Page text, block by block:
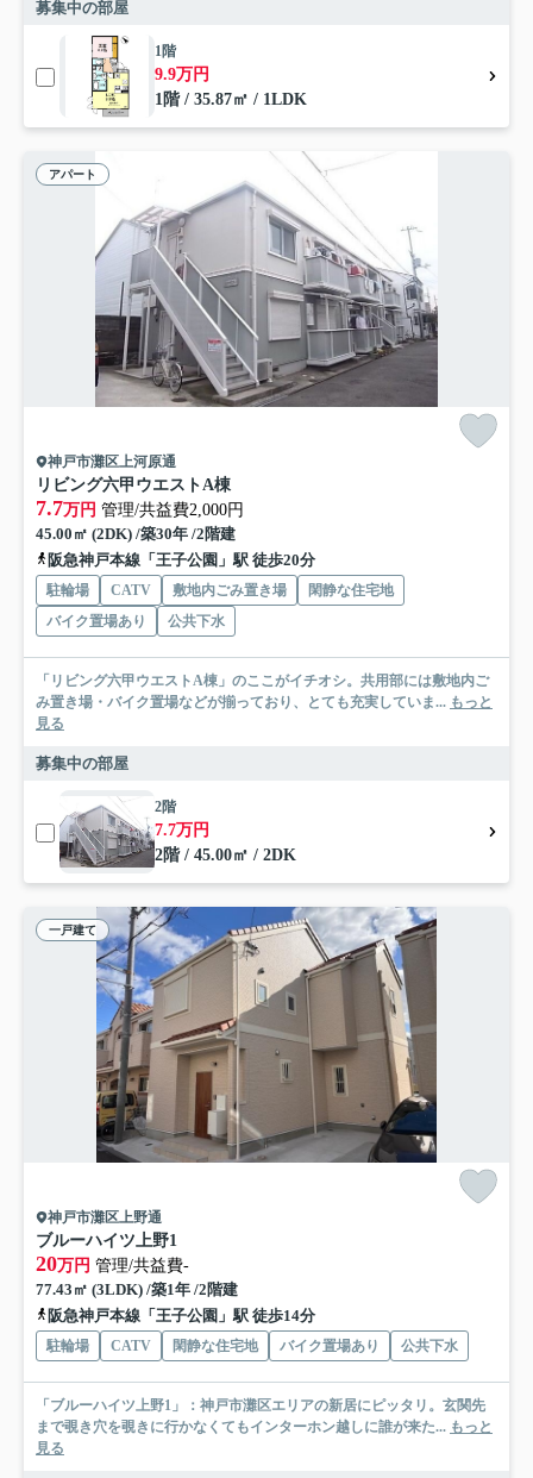
募集中の部屋
1階
9.9万円
1階 / 35.87㎡ / 1LDK
アパート
神戸市灘区上河原通
リビング六甲ウエストA棟
7.7万円 管理/共益費2,000円
45.00㎡ (2DK) /築30年 /2階建
阪急神戸本線「王子公園」駅 徒歩20分
駐輪場 CATV 敷地内ごみ置き場
閑静な住宅地
バイク置場あり
公共下水
「リビング六甲ウエストA棟」のここがイチオシ。共用部には敷地内ご
み置き場・バイク置場などが揃っており、とても充実していま... もっと
見る
募集中の部屋
2階
7.7万円
2階 / 45.00㎡ / 2DK
一戸建て
神戸市灘区上野通
ブルーハイツ上野1
20万円 管理/共益費-
77.43㎡ (3LDK) /築1年 /2階建
阪急神戸本線「王子公園」駅 徒歩14分
駐輪場 CATV 閑静な住宅地 バイク置場あり 公共下水
「ブルーハイツ上野1」：神戸市灘区エリアの新居にピッタリ。玄関先
まで覗き穴を覗きに行かなくてもインターホン越しに誰が来た... もっと
見る